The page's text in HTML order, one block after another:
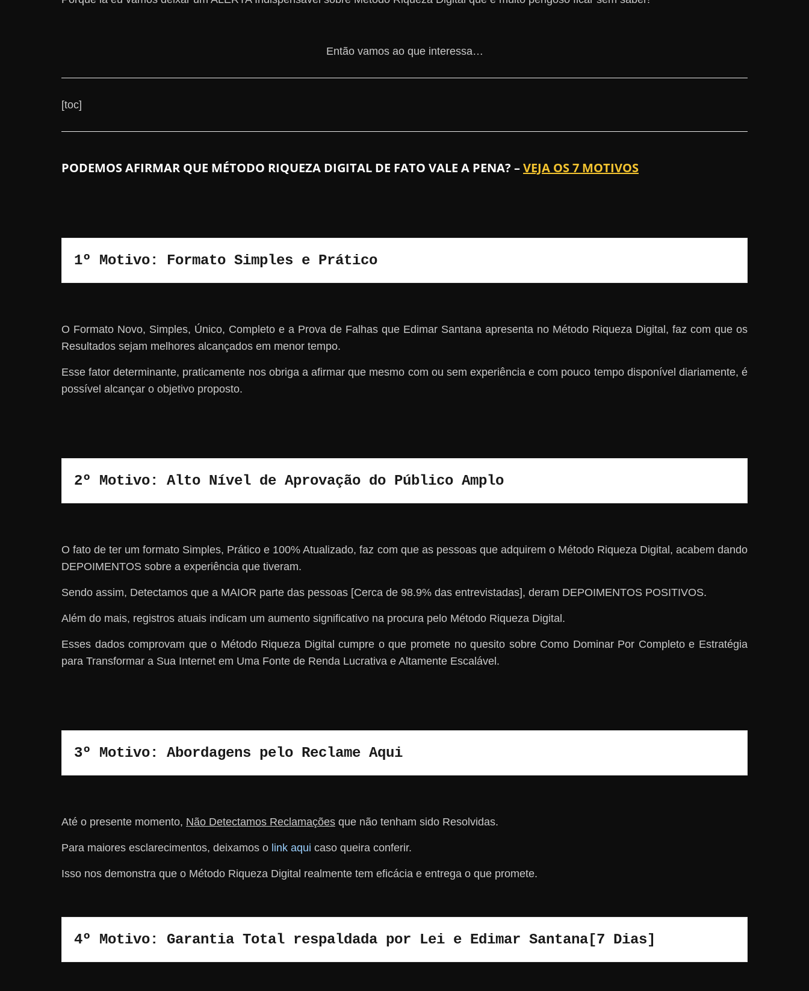
Então vamos ao que interessa…
[toc]
PODEMOS AFIRMAR QUE MÉTODO RIQUEZA DIGITAL DE FATO VALE A PENA? –VEJA OS 7 MOTIVOS
1º Motivo: Formato Simples e Prático
O Formato Novo, Simples, Único, Completo e a Prova de Falhas que Edimar Santana apresenta no Método Riqueza Digital, faz com que os
Resultados sejam melhores alcançados em menor tempo.
Esse fator determinante, praticamente nos obriga a afirmar que mesmo com ou sem experiência e com pouco tempo disponível diariamente, é
possível alcançar o objetivo proposto.
2º Motivo: Alto Nível de Aprovação do Público Amplo
O fato de ter um formato Simples, Prático e 100% Atualizado, faz com que as pessoas que adquirem o Método Riqueza Digital, acabem dando
DEPOIMENTOS sobre a experiência que tiveram.
Sendo assim, Detectamos que a MAIOR parte das pessoas [Cerca de 98.9% das entrevistadas], deram DEPOIMENTOS POSITIVOS.
Além do mais, registros atuais indicam um aumento significativo na procura pelo Método Riqueza Digital.
Esses dados comprovam que o Método Riqueza Digital cumpre o que promete no quesito sobre Como Dominar Por Completo e Estratégia
para Transformar a Sua Internet em Uma Fonte de Renda Lucrativa e Altamente Escalável.
3º Motivo: Abordagens pelo Reclame Aqui
Até o presente momento, Não Detectamos Reclamações que não tenham sido Resolvidas.
Para maiores esclarecimentos, deixamos o link aqui caso queira conferir.
Isso nos demonstra que o Método Riqueza Digital realmente tem eficácia e entrega o que promete.
4º Motivo: Garantia Total respaldada por Lei e Edimar Santana[7 Dias]